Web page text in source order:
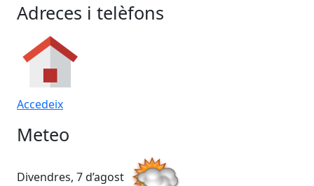
Adreces i telèfons
Accedeix
Meteo
Divendres, 7 d’agost